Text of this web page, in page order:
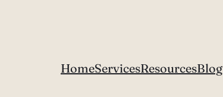
HomeServicesResourcesBlog